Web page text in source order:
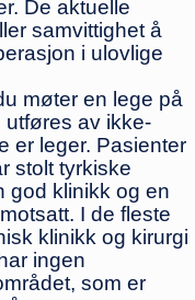
De aktuelle
samvittighet å
i ulovlige
møter en lege på
utføres av ikke-
er leger. Pasienter
stolt tyrkiske
god klinikk og en
I de fleste
klinikk og kirurgi
ingen
som er